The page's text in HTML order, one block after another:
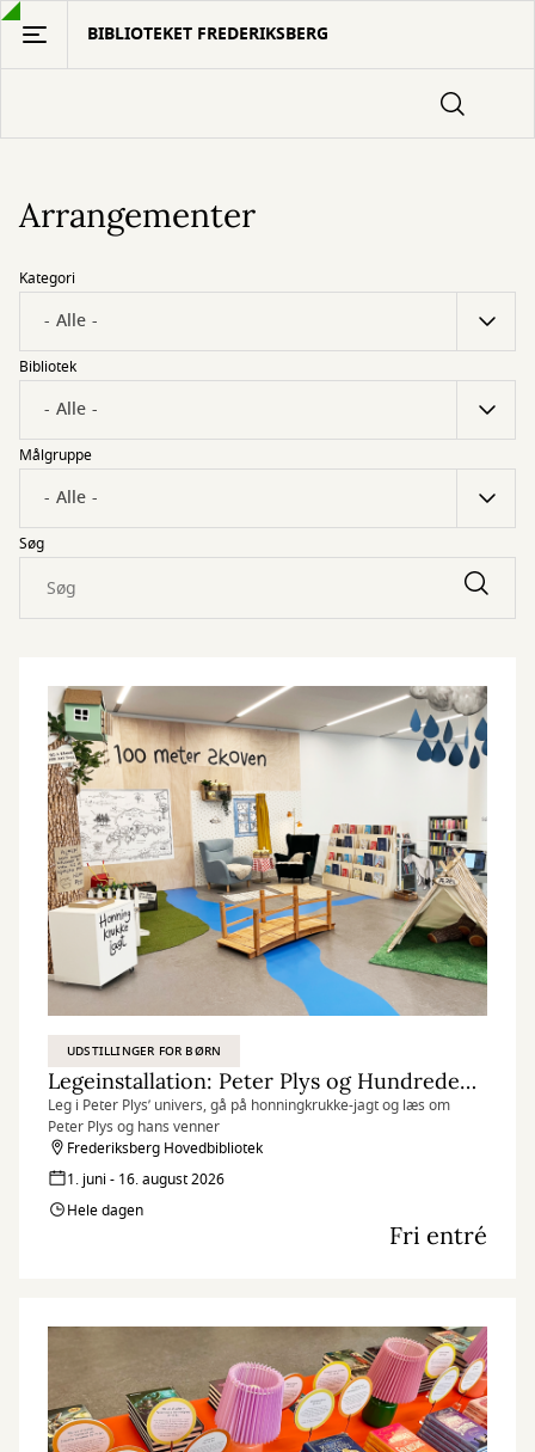
Gå
hovedindhold
BIBLIOTEKET FREDERIKSBERG
Arrangementer
Kategori
Bibliotek
Målgruppe
Søg
UDSTILLINGER FOR BØRN
Legeinstallation: Peter Plys og Hundredemeterskoven
Leg i Peter Plys’ univers, gå på honningkrukke-jagt og læs om
Peter Plys og hans venner
Frederiksberg Hovedbibliotek
1. juni - 16. august 2026
Hele dagen
Fri entré